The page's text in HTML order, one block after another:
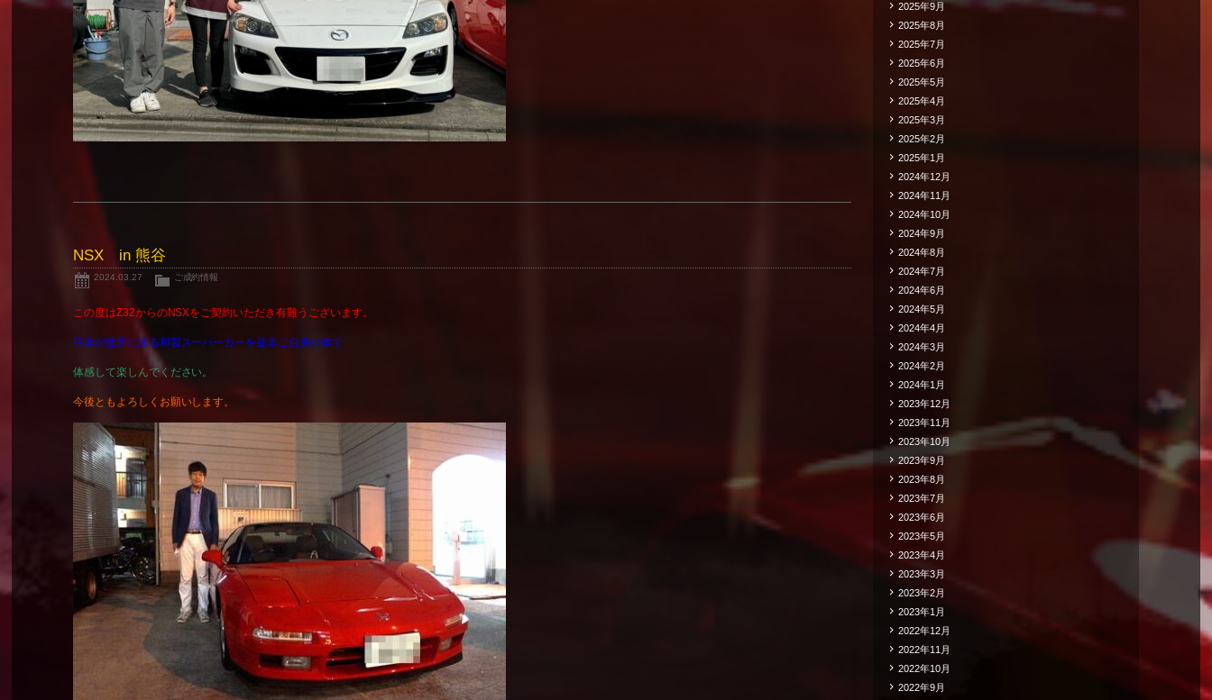
NSX in 熊谷
2024.03.27 ご成約情報
この度はZ32からのNSXをご契約いただき有難うございます。
日本が世界に誇る和製スーパーカーを是非ご自身の体で
体感して楽しんでください。
今後ともよろしくお願いします。
2025年9月
2025年8月
2025年7月
2025年6月
2025年5月
2025年4月
2025年3月
2025年2月
2025年1月
2024年12月
2024年11月
2024年10月
2024年9月
2024年8月
2024年7月
2024年6月
2024年5月
2024年4月
2024年3月
2024年2月
2024年1月
2023年12月
2023年11月
2023年10月
2023年9月
2023年8月
2023年7月
2023年6月
2023年5月
2023年4月
2023年3月
2023年2月
2023年1月
2022年12月
2022年11月
2022年10月
2022年9月